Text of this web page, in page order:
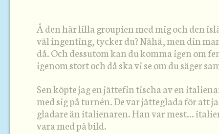
Å den här lilla groupien med mig och den
väl ingenting, tycker du? Nähä, men din
då. Och dessutom kan du komma igen om
igenom stort och då ska vi se om du säger
Sen köpte jag en jättefin tischa av en
med sig på turnén. De var jätteglada för att
gladare än italienaren. Han var mest…
vara med på bild.